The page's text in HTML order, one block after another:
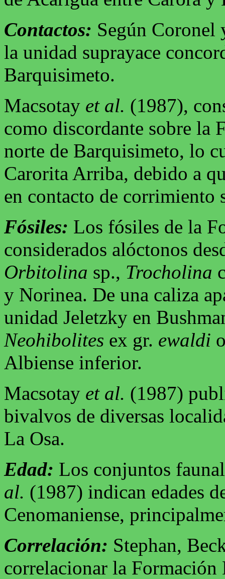
Contactos: Según Coronel
la unidad suprayace
Barquisimeto.
Macsotay et al. (1987),
como discordante sobre la
norte de Barquisimeto, lo
Carorita Arriba, debido a
en contacto de corrimiento
Fósiles: Los fósiles de la
considerados alóctonos
Orbitolina sp., Trocholina
y Norinea. De una caliza
unidad Jeletzky en
Neohibolites ex gr. ewaldi
Albiense inferior.
Macsotay et al. (1987)
bivalvos de diversas
La Osa.
Edad: Los conjuntos
al. (1987) indican edades
Cenomaniense,
Correlación: Stephan,
correlacionar la